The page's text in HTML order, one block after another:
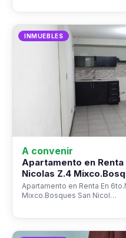
INMUEBLES
A convenir
Apartamento en
Nicolas Z.4
Apartamento en Renta En
Mixco.Bosques San Nicol…